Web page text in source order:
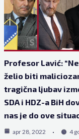
Profesor Lavić:
želio biti
tragična ljubav
SDA i HDZ-a BiH
nas je do ove
apr 28, 2022 4